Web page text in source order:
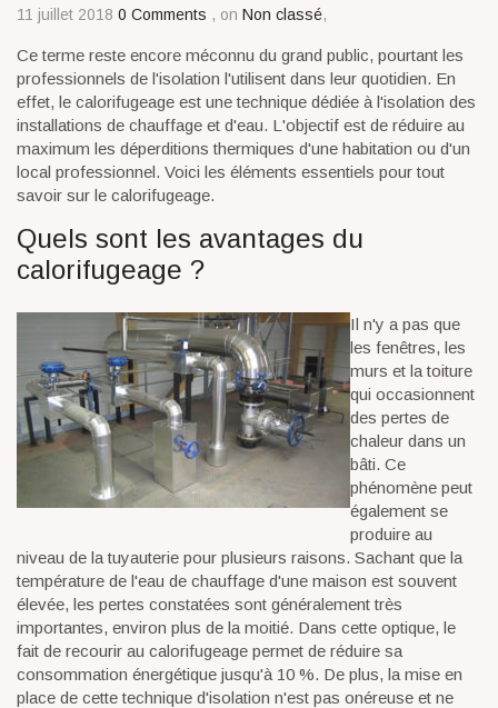
11 juillet 2018 0 Comments , on Non classé,
Ce terme reste encore méconnu du grand public, pourtant les
professionnels de l'isolation l'utilisent dans leur quotidien. En
effet, le calorifugeage est une technique dédiée à l'isolation des
installations de chauffage et d'eau. L'objectif est de réduire au
maximum les déperditions thermiques d'une habitation ou d'un
local professionnel. Voici les éléments essentiels pour tout
savoir sur le calorifugeage.
Quels sont les avantages du
calorifugeage ?
Il n'y a pas que
les fenêtres, les
murs et la toiture
qui occasionnent
des pertes de
chaleur dans un
bâti. Ce
phénomène peut
également se
produire au
niveau de la tuyauterie pour plusieurs raisons. Sachant que la
température de l'eau de chauffage d'une maison est souvent
élevée, les pertes constatées sont généralement très
importantes, environ plus de la moitié. Dans cette optique, le
fait de recourir au calorifugeage permet de réduire sa
consommation énergétique jusqu'à 10 %. De plus, la mise en
place de cette technique d'isolation n'est pas onéreuse et ne